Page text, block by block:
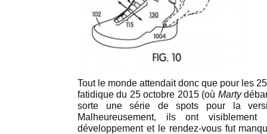
Tout le monde attendait donc que pour les
fatidique du 25 octobre 2015 (où Marty
sorte une série de spots pour la
Malheureusement, ils ont
développement et le rendez-vous fut